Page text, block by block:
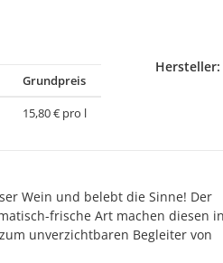
Grundpreis
15,80 € pro l
Hersteller:
Wein und belebt die Sinne! Der
frische Art machen diesen in
unverzichtbaren Begleiter von